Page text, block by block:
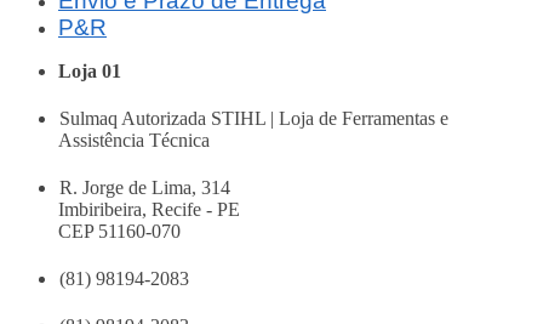
P&R
Loja 01
Sulmaq Autorizada STIHL | Loja de Ferramentas e
Assistência Técnica
R. Jorge de Lima, 314
Imbiribeira, Recife - PE
CEP 51160-070
(81) 98194-2083